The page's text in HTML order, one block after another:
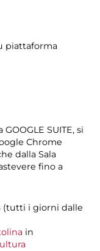
piattaforma
SUITE, si
Chrome
dalla Sala
fino a
(tutti i giorni dalle
in